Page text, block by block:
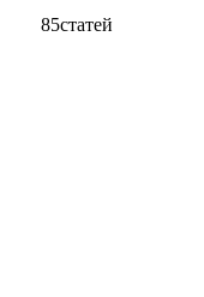
85статей